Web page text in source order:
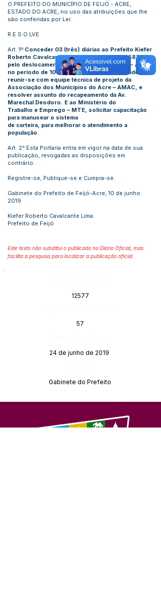
O PREFEITO DO MUNICÍPIO DE FEIJÓ - ACRE,
ESTADO DO ACRE, no uso das atribuições que lhe
são conferidas por Lei:
R E S O LVE
Art. 1º Conceder 03 (três) diárias ao Prefeito Kiefer
Roberto Cavalcante Lima – CPF:308.709.682-20,
pelo deslocamento a cidade de Rio Branco - AC,
no período de 10 à 13/06/2019, com finalidade de
reunir-se com equipe técnica de projeto da
Associação dos Municípios do Acre – AMAC, e
resolver assunto do recapeamento da Av.
Marechal Deodoro. E ao Ministério do
Trabalho e Emprego – MTE, solicitar capacitação
para manusear o sistema
de carteira, para melhorar o atendimento a
população.
Art. 2° Esta Portaria entra em vigor na data de sua
publicação, revogadas as disposições em
contrário.
Registre-se, Publique-se e Cumpra-se.
Gabinete do Prefeito de Feijó-Acre, 10 de junho
2019.
Kiefer Roberto Cavalcante Lima
Prefeito de Feijó
Este texto não substitui o publicado no Diário Oficial, mas
facilita a pesquisa para localizar a publicação oficial.
12577
57
24 de junho de 2019
Gabinete do Prefeito